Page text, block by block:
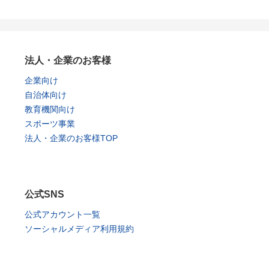
法人・企業のお客様
企業向け
自治体向け
教育機関向け
スポーツ事業
法人・企業のお客様TOP
公式SNS
公式アカウント一覧
ソーシャルメディア利用規約